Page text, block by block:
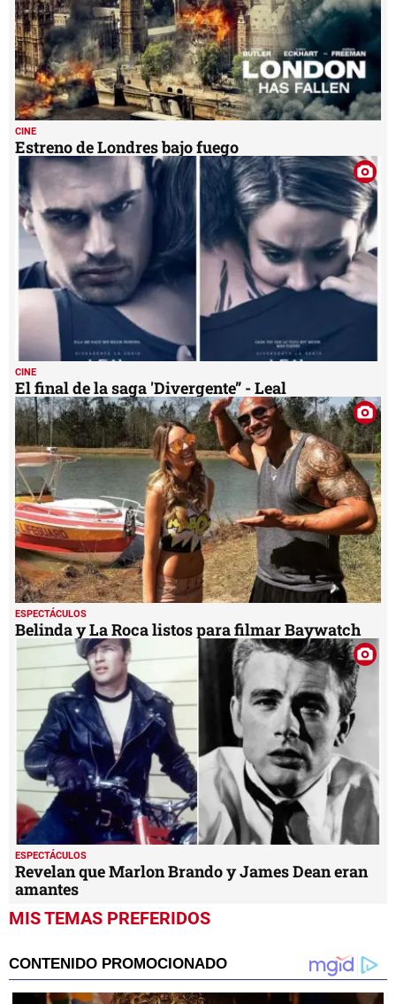
CINE
Estreno de Londres bajo fuego
CINE
El final de la saga 'Divergente” - Leal
ESPECTÁCULOS
Belinda y La Roca listos para filmar Baywatch
ESPECTÁCULOS
Revelan que Marlon Brando y James Dean eran
amantes
MIS TEMAS PREFERIDOS